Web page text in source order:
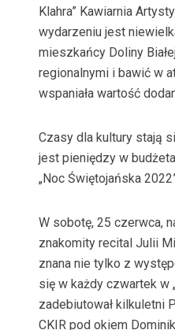
Klahra” Kawiarnia
wydarzeniu jest
mieszkańcy Doliny
regionalnymi i bawić w
wspaniała wartość
Czasy dla kultury stają
jest pieniędzy w
„Noc Świętojańska
W sobotę, 25 czerwca,
znakomity recital Julii
znana nie tylko z
się w każdy czwartek w
zadebiutował kilkuletni
CKIR pod okiem